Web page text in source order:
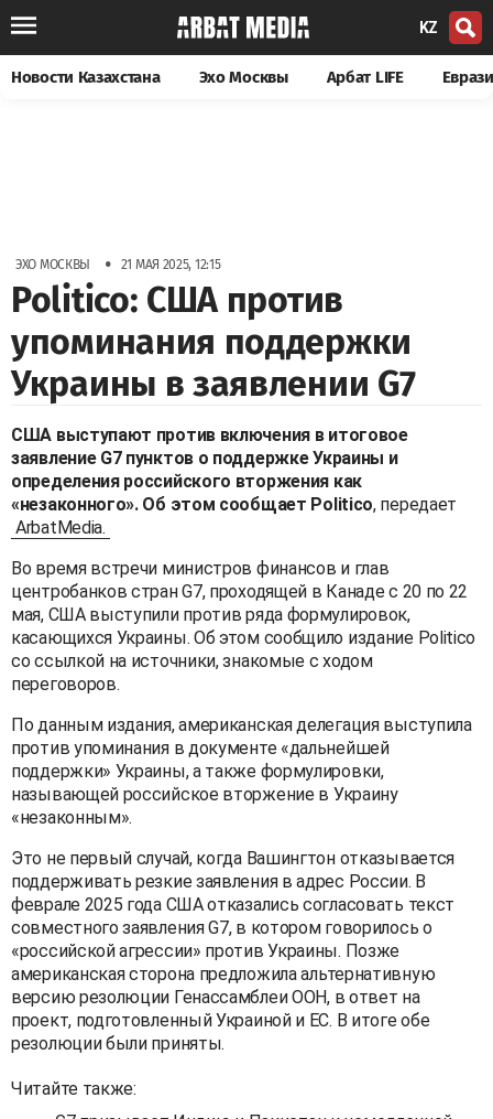
KZ
Новости Казахстана Эхо Москвы Арбат LIFE
ЭХО МОСКВЫ • 21 МАЯ 2025, 12:15
Politico: США против
упоминания поддержки
Украины в заявлении G7
США выступают против включения в итоговое
заявление G7 пунктов о поддержке Украины и
определения российского вторжения как
«незаконного». Об этом сообщает Politico, передает
ArbatMedia.
Во время встречи министров финансов и глав
центробанков стран G7, проходящей в Канаде с 20 по 22
мая, США выступили против ряда формулировок,
касающихся Украины. Об этом сообщило издание Politico
со ссылкой на источники, знакомые с ходом
переговоров.
По данным издания, американская делегация выступила
против упоминания в документе «дальнейшей
поддержки» Украины, а также формулировки,
называющей российское вторжение в Украину
«незаконным».
Это не первый случай, когда Вашингтон отказывается
поддерживать резкие заявления в адрес России. В
феврале 2025 года США отказались согласовать текст
совместного заявления G7, в котором говорилось о
«российской агрессии» против Украины. Позже
американская сторона предложила альтернативную
версию резолюции Генассамблеи ООН, в ответ на
проект, подготовленный Украиной и ЕС. В итоге обе
резолюции были приняты.
Читайте также: